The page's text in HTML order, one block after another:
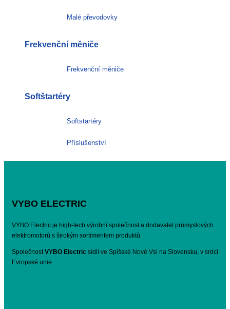
Malé převodovky
Frekvenční měniče
Frekvenční měniče
Softštartéry
Softstartéry
Příslušenství
VYBO ELECTRIC
VYBO Electric je high-tech výrobní společnost a dodavatel průmyslových
elektromotorů s širokým sortimentem produktů.
Společnost VYBO Electric sídlí ve Spišské Nové Vsi na Slovensku, v srdci
Evropské unie.